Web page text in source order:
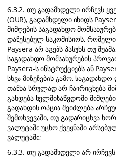
6.3.2. თუ გადამხდელი ირჩევს
(OUR), გადამხდელი იხიდს
მიმღების საგადახდო
დაწესებულ საკომისიოს,
Paysera არ აგებს პასუხს თუ
საგადახდო მომსახურების
Paysera-ს ინსტრუქციებს ან
სხვა მიზეზების გამო,
თანხა სრულად არ ჩაირიცხება
გახდება ხელმისაწვდომი
გადახდის ოპცია შეიძლება
შემთხვევაში, თუ გადარიცხვა
ვალუტაში უცხო ქვეყნაში
ვალუტაში;
6.3.3. თუ გადამხდელი არ